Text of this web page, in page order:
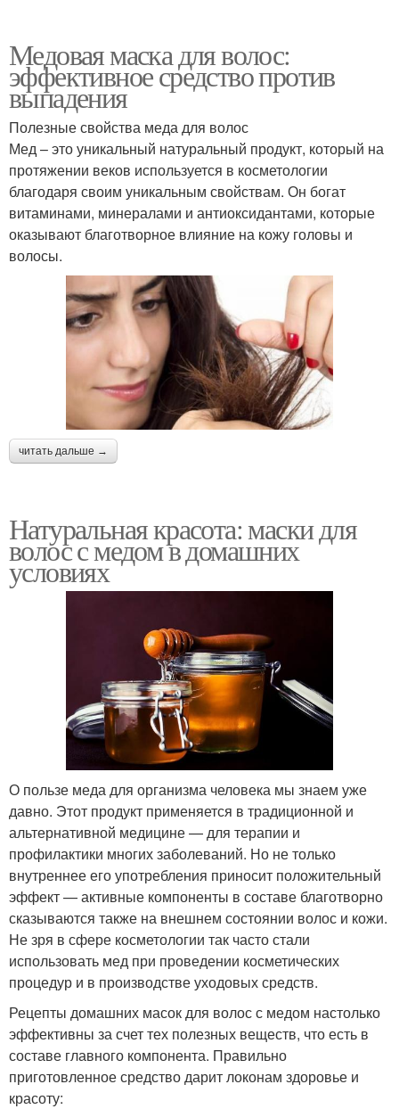
Медовая маска для волос:
эффективное средство против
выпадения
Полезные свойства меда для волос
Мед – это уникальный натуральный продукт, который на
протяжении веков используется в косметологии
благодаря своим уникальным свойствам. Он богат
витаминами, минералами и антиоксидантами, которые
оказывают благотворное влияние на кожу головы и
волосы.
читать дальше →
Натуральная красота: маски для
волос с медом в домашних
условиях
О пользе меда для организма человека мы знаем уже
давно. Этот продукт применяется в традиционной и
альтернативной медицине — для терапии и
профилактики многих заболеваний. Но не только
внутреннее его употребления приносит положительный
эффект — активные компоненты в составе благотворно
сказываются также на внешнем состоянии волос и кожи.
Не зря в сфере косметологии так часто стали
использовать мед при проведении косметических
процедур и в производстве уходовых средств.
Рецепты домашних масок для волос с медом настолько
эффективны за счет тех полезных веществ, что есть в
составе главного компонента. Правильно
приготовленное средство дарит локонам здоровье и
красоту: